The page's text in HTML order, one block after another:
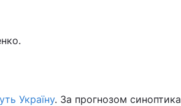
Україну. За прогнозом синоптика